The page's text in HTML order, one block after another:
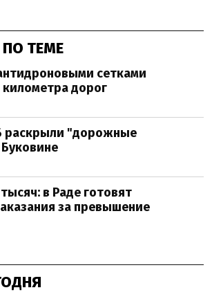
ТЕМЕ
сетками
дорог
раскрыли "дорожные
в Раде готовят
за превышение